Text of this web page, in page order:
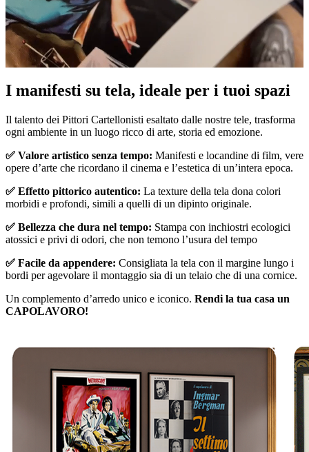
I manifesti su tela, ideale per i tuoi spazi
Il talento dei Pittori Cartellonisti esaltato dalle nostre tele, trasforma
ogni ambiente in un luogo ricco di arte, storia ed emozione.
✅ Valore artistico senza tempo: Manifesti e locandine di film, vere
opere d’arte che ricordano il cinema e l’estetica di un’intera epoca.
✅ Effetto pittorico autentico: La texture della tela dona colori
morbidi e profondi, simili a quelli di un dipinto originale.
✅ Bellezza che dura nel tempo: Stampa con inchiostri ecologici
atossici e privi di odori, che non temono l’usura del tempo
✅ Facile da appendere: Consigliata la tela con il margine lungo i
bordi per agevolare il montaggio sia di un telaio che di una cornice.
Un complemento d’arredo unico e iconico. Rendi la tua casa un
CAPOLAVORO!